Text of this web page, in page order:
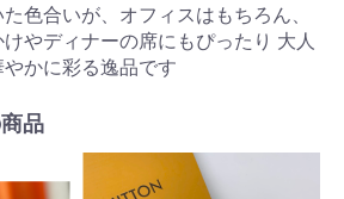
色合いが、オフィスはもちろん、
やディナーの席にもぴったり 大人
かに彩る逸品です
品